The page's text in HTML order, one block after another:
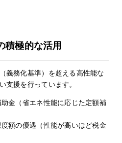
積極的な活用
義務化基準）を超える高性能な
支援を行っています。
金（省エネ性能に応じた定額補
額の優遇（性能が高いほど税金